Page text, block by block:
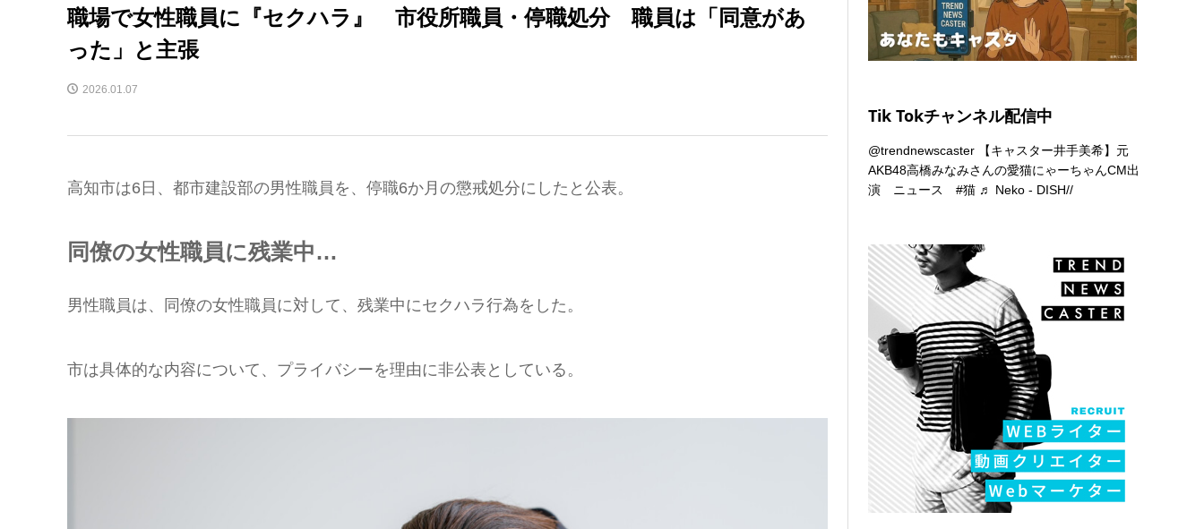
職場で女性職員に『セクハラ』 市役所職員・停職処分 職員は「同意があ
った」と主張
2026.01.07
高知市は6日、都市建設部の男性職員を、停職6か月の懲戒処分にしたと公表。
同僚の女性職員に残業中…
男性職員は、同僚の女性職員に対して、残業中にセクハラ行為をした。
市は具体的な内容について、プライバシーを理由に非公表としている。
Tik Tokチャンネル配信中
@trendnewscaster 【キャスター井手美希】元
AKB48高橋みなみさんの愛猫にゃーちゃんCM出
演 ニュース#猫 ♬ Neko - DISH//